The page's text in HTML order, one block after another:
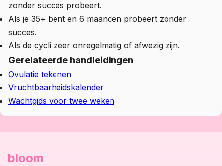
zonder succes probeert.
Als je 35+ bent en 6 maanden probeert zonder
succes.
Als de cycli zeer onregelmatig of afwezig zijn.
Gerelateerde handleidingen
Ovulatie tekenen
Vruchtbaarheidskalender
Wachtgids voor twee weken
bloom